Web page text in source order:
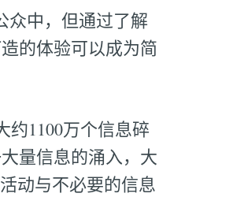
众中，但通过了解
的体验可以成为简
约1100万个信息碎
量信息的涌入，大
动与不必要的信息